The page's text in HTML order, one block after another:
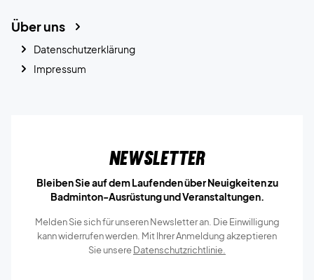
Über uns
Datenschutzerklärung
Impressum
Newsletter
Bleiben Sie auf dem Laufenden über Neuigkeiten zu
Badminton-Ausrüstung und Veranstaltungen.
Melden Sie sich für unseren Newsletter an. Die Einwilligung
kann widerrufen werden. Mit Ihrer Anmeldung akzeptieren
Sie unsereDatenschutzrichtlinie.